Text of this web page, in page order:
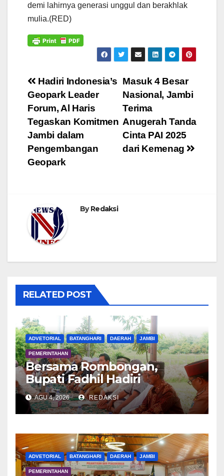
demi lahirnya generasi unggul dan berakhlak
mulia.(RED)
Navigasi
pos
Masuk 4 Besar
Nasional, Jambi
Terima
Anugerah Tanda
Cinta PAI 2025
dari Kemenag
Hadiri Indonesia’s
Geopark Leader
Forum, Al Haris
Tegaskan Komitmen
Jambi dalam
Pengembangan
Geopark
ByRedaksi
RELATED POST
ADVETORIAL BATANGHARI DAERAH JAMBI
PEMERINTAHAN
Bersama Rombongan,
Bupati Fadhil Hadiri
Syukuran Tanam Padi di
Terusan
AGU 4, 2026 REDAKSI
ADVETORIAL BATANGHARI DAERAH JAMBI
PEMERINTAHAN